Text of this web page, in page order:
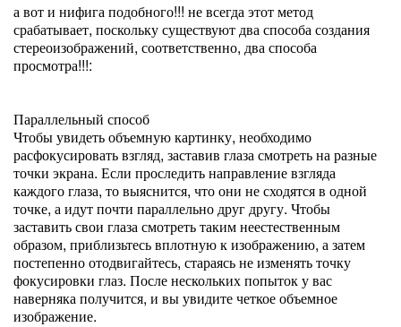
а вот и нифига подобного!!! не всегда этот метод
срабатывает, поскольку существуют два способа создания
стереоизображений, соответственно, два способа
просмотра!!!:
Параллельный способ
Чтобы увидеть объемную картинку, необходимо
расфокусировать взгляд, заставив глаза смотреть на разные
точки экрана. Если проследить направление взгляда
каждого глаза, то выяснится, что они не сходятся в одной
точке, а идут почти параллельно друг другу. Чтобы
заставить свои глаза смотреть таким неестественным
образом, приблизьтесь вплотную к изображению, а затем
постепенно отодвигайтесь, стараясь не изменять точку
фокусировки глаз. После нескольких попыток у вас
наверняка получится, и вы увидите четкое объемное
изображение.